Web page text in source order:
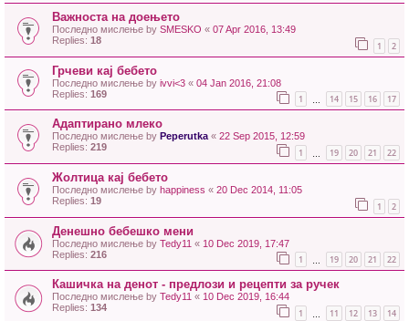
Важноста на доењето
Последно мислење by SMESKO « 07 Apr 2016, 13:49
Replies: 18 1 2
Грчеви кај бебето
Последно мислење by ivvi<3 « 04 Jan 2016, 21:08
Replies: 169 1 14 15 16 17
Адаптирано млеко
Последно мислење by Peperutka« 22 Sep 2015, 12:59
Replies: 219 1 19 20 21 22
Жолтица кај бебето
Последно мислење by happiness « 20 Dec 2014, 11:05
Replies: 19 1 2
Денешно бебешко мени
Последно мислење by Tedy11 « 10 Dec 2019, 17:47
Replies: 216 1 19 20 21 22
Кашичка на денот - предлози и рецепти за ручек
Последно мислење by Tedy11 « 10 Dec 2019, 16:44
Replies: 134 1 11 12 13 14